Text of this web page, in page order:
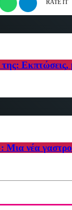
RATE IT
Εκπτώσεις,
Μια νέα